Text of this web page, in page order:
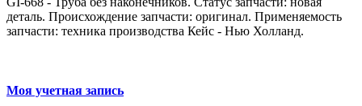
деталь. Происхождение запчасти: оригинал. Применяемость
запчасти: техника производства Кейс - Нью Холланд.
Моя учетная запись